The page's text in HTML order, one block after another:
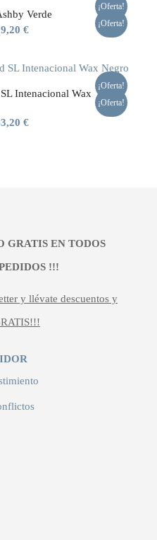
¡Oferta!
Verde
€.
€El
actual
319,20 €.
¡Oferta!
¡Oferta!
Intenacional Wax
€El
¡Oferta!
GRATIS EN TODOS
!!!
y llévate descuentos y